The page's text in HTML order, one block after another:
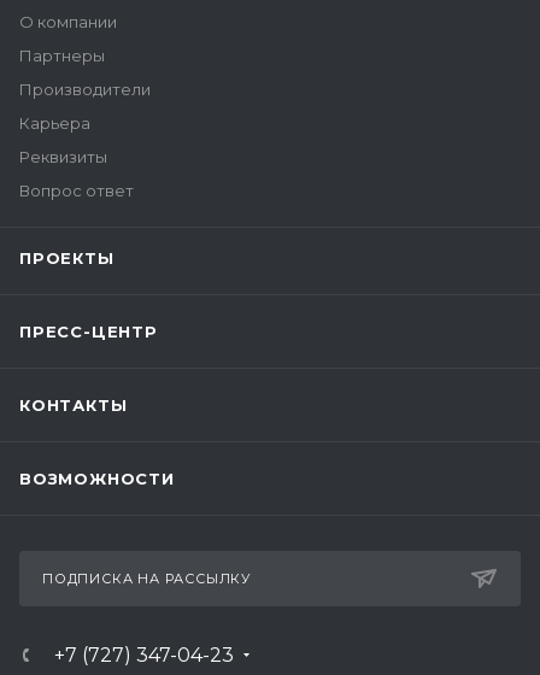
О компании
Партнеры
Производители
Карьера
Реквизиты
Вопрос ответ
ПРОЕКТЫ
ПРЕСС-ЦЕНТР
КОНТАКТЫ
ВОЗМОЖНОСТИ
ПОДПИСКА НА РАССЫЛКУ
+7 (727) 347-04-23